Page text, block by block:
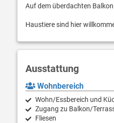
Auf dem überdachten
Haustiere sind hier
Ausstattung
Wohnbereich
Wohn/Essbereich und
Zugang zu Balkon/
Fliesen